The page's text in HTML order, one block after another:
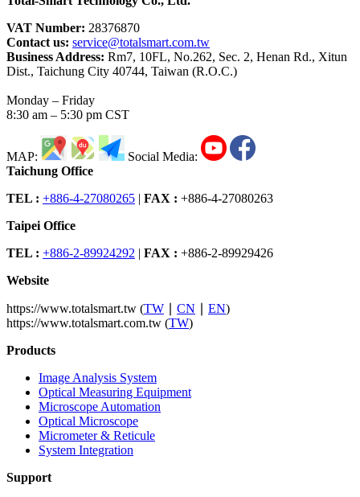
VAT Number: 28376870
Contact us: service@totalsmart.com.tw
Business Address: Rm7, 10FL, No.262, Sec. 2, Henan Rd., Xitun
Dist., Taichung City 40744, Taiwan (R.O.C.)
Monday – Friday
8:30 am – 5:30 pm CST
MAP:
Social Media:
Taichung Office
TEL : +886-4-27080265 | FAX : +886-4-27080263
Taipei Office
TEL : +886-2-89924292 | FAX : +886-2-89929426
Website
https://www.totalsmart.tw (TW CN EN)
https://www.totalsmart.com.tw (TW)
Products
Image Analysis System
Optical Measuring Equipment
Microscope Automation
Optical Microscope
Micrometer & Reticule
System Integration
Support